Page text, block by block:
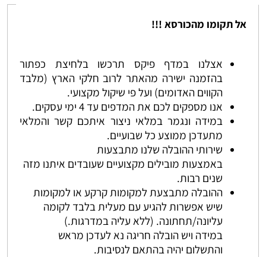
אל תקומו מהכורסא !!!
אצלנו במדף פיקס תרכשו בלחיצת כפתור
בהזמנה ישירה מהאתר לרוב חלקי הארץ (מלבד
הקווים האדומים) ועל פי שיקול מקצועי.
אנו מספקים לכם את המדפים עד 4 ימי עסקים.
במידה ונגמר במלאי ניצור איתכם קשר והמלאי
מתעדכן ממוצע כל שבועיים.
שירותי ההובלה שלנו מתבצעות
באמצעות מובילים מקצועיים שעובדים איתנו מזה
שנים רבות.
ההובלה מתבצעת למקומות קרקע או למקומות
שיש אפשרות להגיע עם מעלית בלבד לקומה
עליונה/תחתונה. (ללא עליה במדרגות.)
במידה ויש הובלה חריגה נא לעדכן מראש
והתשלום יהיה בהתאם לנסיבות.